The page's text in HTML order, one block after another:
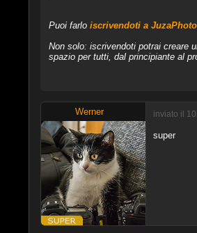
Puoi farlo iscrivendoti a JuzaPhoto
Non solo: iscrivendoti potrai creare
spazio per tutti, dal principiante al
Werner inviato il
super